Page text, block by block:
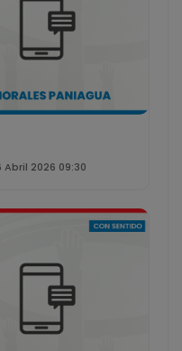
Abril 2026 09:30